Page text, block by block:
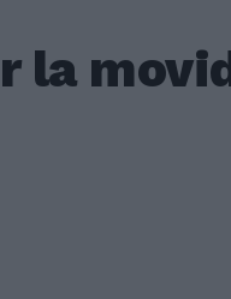
la